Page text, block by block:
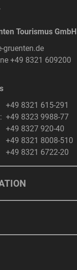
Tourismus GmbH
gruenten.de
+49 8321 609200
+49 8321 615-291
+49 8323 9988-77
+49 8327 920-40
+49 8321 8008-510
+49 8321 6722-20